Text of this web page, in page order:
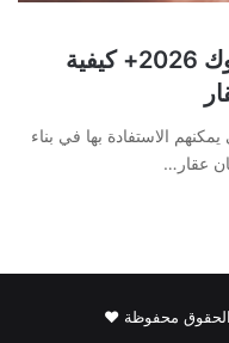
12 قرض بضمان عقار من البنوك 2026+ كيفية
الاستفادة بها في بناء
عقار…